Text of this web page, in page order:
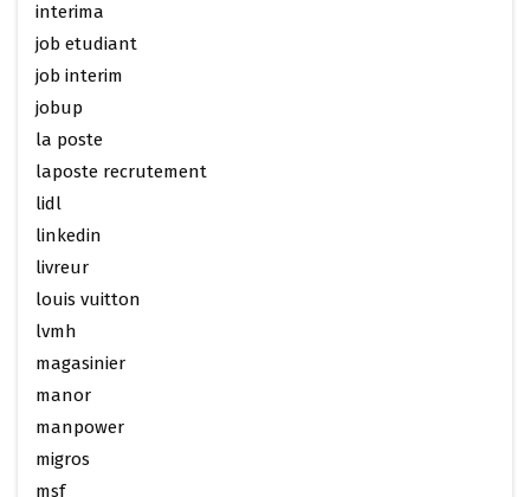
interima
job etudiant
job interim
jobup
la poste
laposte recrutement
lidl
linkedin
livreur
louis vuitton
lvmh
magasinier
manor
manpower
migros
msf